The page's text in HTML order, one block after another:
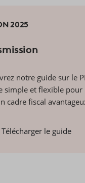
2025
notre guide sur le
simple et flexible
cadre fiscal
Télécharger le guide